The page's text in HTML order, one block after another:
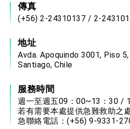
傳真
(+56) 2-24310137 / 2-
地址
Avda. Apoquindo 3001, Piso
Santiago, Chile
服務時間
週一至週五09：00~13：30 /
若有需要本處提供急難救助之
急聯絡電話：(+56) 9-9331-